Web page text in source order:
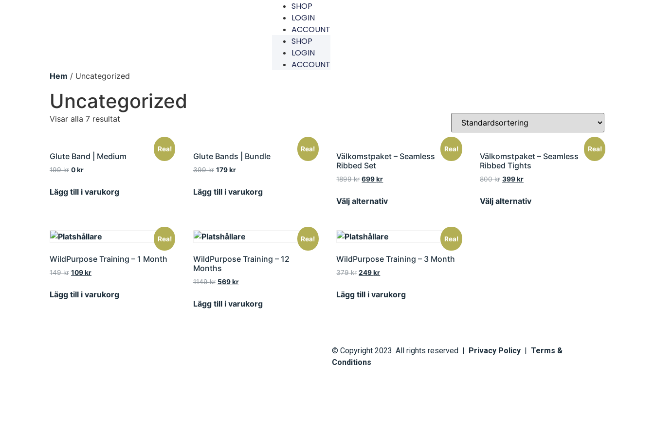
SHOP
LOGIN
ACCOUNT
SHOP
LOGIN
ACCOUNT
Hem / Uncategorized
Uncategorized
Visar alla 7 resultat
Rea!
Glute Band | Medium
199kr 0kr
Lägg till i varukorg
Rea!
Glute Bands | Bundle
399kr 179kr
Lägg till i varukorg
Rea!
Välkomstpaket – Seamless
Ribbed Set
1899kr 699kr
Välj alternativ
Rea!
Välkomstpaket – Seamless
Ribbed Tights
800kr 399kr
Välj alternativ
Rea!
WildPurpose Training – 1 Month
149kr 109kr
Lägg till i varukorg
Rea!
WildPurpose Training – 12
Months
1149kr 569kr
Lägg till i varukorg
Rea!
WildPurpose Training – 3 Month
379kr 249kr
Lägg till i varukorg
© Copyright 2023. All rights reserved | Privacy Policy
Terms &
Conditions